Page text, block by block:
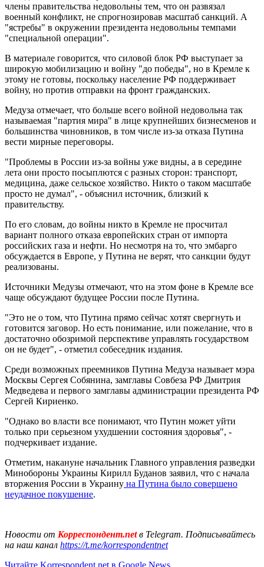
члены правительства недовольны тем, что он развязал
военный конфликт, не спрогнозировав масштаб санкций. А
"ястребы" в окружении президента недовольны темпами
"специальной операции".
В материале говорится, что силовой блок РФ выступает за
широкую мобилизацию и войну "до победы", но в Кремле к
этому не готовы, поскольку население РФ поддерживает
войну, но против отправки на фронт гражданских.
Медуза отмечает, что больше всего войной недовольна так
называемая "партия мира" в лице крупнейших бизнесменов и
большинства чиновников, в том числе из-за отказа Путина
вести мирные переговоры.
"Проблемы в России из-за войны уже видны, а в середине
лета они просто посыплются с разных сторон: транспорт,
медицина, даже сельское хозяйство. Никто о таком масштабе
просто не думал", - объяснил источник, близкий к
правительству.
По его словам, до войны никто в Кремле не просчитал
вариант полного отказа европейских стран от импорта
российских газа и нефти. Но несмотря на то, что эмбарго
обсуждается в Европе, у Путина не верят, что санкции будут
реализованы.
Источники Медузы отмечают, что на этом фоне в Кремле все
чаще обсуждают будущее России после Путина.
"Это не о том, что Путина прямо сейчас хотят свергнуть и
готовится заговор. Но есть понимание, или пожелание, что в
достаточно обозримой перспективе управлять государством
он не будет", - отметил собеседник издания.
Среди возможных преемников Путина Медуза называет мэра
Москвы Сергея Собянина, замглавы Совбеза РФ Дмитрия
Медведева и первого замглавы администрации президента РФ
Сергей Кириенко.
"Однако во власти все понимают, что Путин может уйти
только при серьезном ухудшении состояния здоровья", -
подчеркивает издание.
Отметим, накануне начальник Главного управления разведки
Минобороны Украины Кирилл Буданов заявил, что с начала
вторжения России в Украину на Путина было совершено
неудачное покушение.
Новости от Корреспондент.netв Telegram. Подписывайтесь
на наш канал https://t.me/korrespondentnet
Читайте Korrespondent.net в Google News